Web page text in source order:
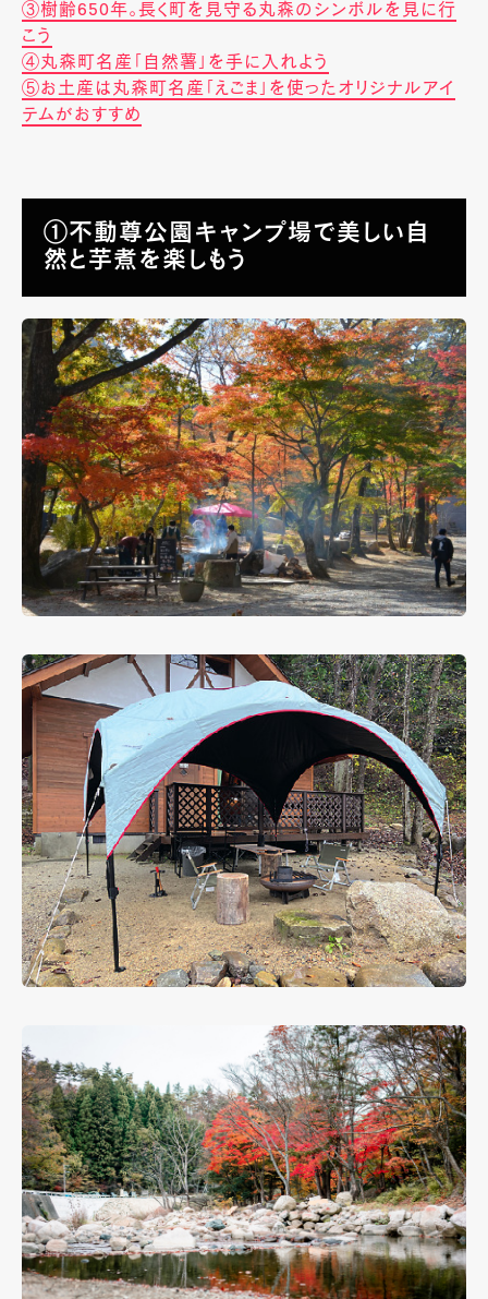
③樹齢650年。長く町を見守る丸森のシンボルを見に行
こう
④丸森町名産「自然薯」を手に入れよう
⑤お土産は丸森町名産「えごま」を使ったオリジナルアイ
テムがおすすめ
①不動尊公園キャンプ場で美しい自
然と芋煮を楽しもう